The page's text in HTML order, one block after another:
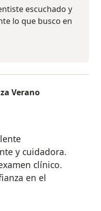
escuchado y
lo que busco en
Verano
y cuidadora.
clínico.
en el